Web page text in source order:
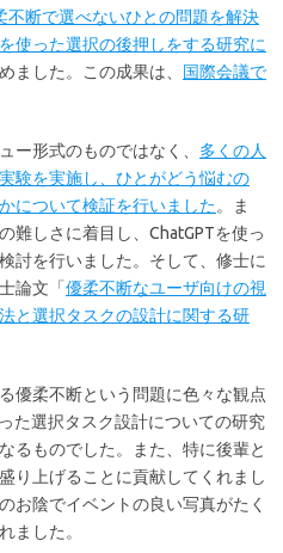
不断で選べないひとの問題を解決
使った選択の後押しをする研究に
ました。この成果は、 国際会議で
ー形式のものではなく、 多くの人
験を実施し、ひとがどう悩むの
について検証を行いました。ま
難しさに着目し、ChatGPTを使っ
討を行いました。そして、修士に
論文「優柔不断なユーザ向けの視
と選択タスクの設計に関する研
優柔不断という問題に色々な観点
た選択タスク設計についての研究
るものでした。また、特に後輩と
り上げることに貢献してくれまし
お陰でイベントの良い写真がたく
ました。